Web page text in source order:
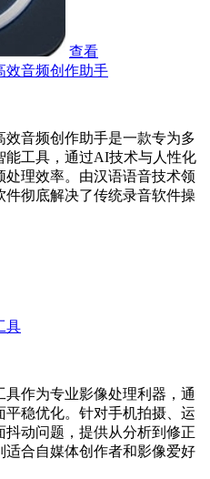
查看
效音频创作助手
效音频创作助手是一款专为多
能工具，通过AI技术与人性化
理效率。由汉语语音技术领
件彻底解决了传统录音软件操
具
作为专业影像处理利器，通
稳优化。针对手机拍摄、运
动问题，提供从分析到修正
适合自媒体创作者和影像爱好